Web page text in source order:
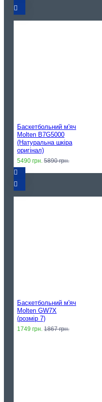
Баскетбольний м'яч
Molten B7G5000
(Натуральна шкіра
оригінал)
5490 грн. 5890 грн.
Баскетбольний м'яч
Molten GW7X
(розмір 7)
1749 грн. 1867 грн.